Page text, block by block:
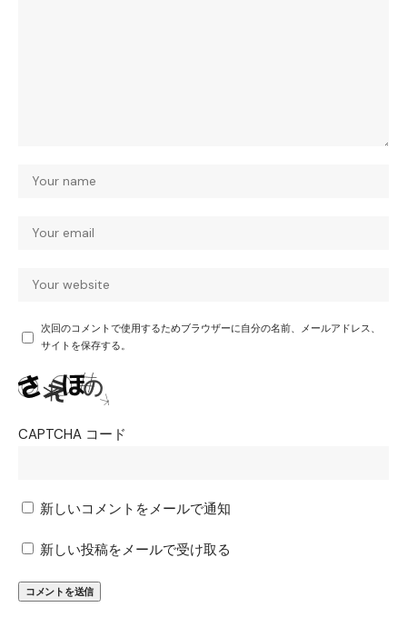
次回のコメントで使用するためブラウザーに自分の名前、メールアドレス、
サイトを保存する。
CAPTCHA コード
新しいコメントをメールで通知
新しい投稿をメールで受け取る